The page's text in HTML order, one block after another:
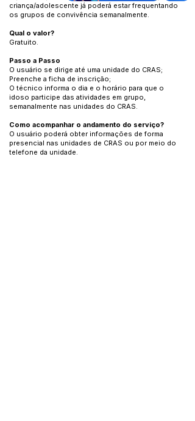
criança/adolescente já poderá estar frequentando
os grupos de convivência semanalmente.
Qual o valor?
Gratuito.
Passo a Passo
O usuário se dirige até uma unidade do CRAS;
Preenche a ficha de inscrição;
O técnico informa o dia e o horário para que o
idoso participe das atividades em grupo,
semanalmente nas unidades do CRAS.
Como acompanhar o andamento do serviço?
O usuário poderá obter informações de forma
presencial nas unidades de CRAS ou por meio do
telefone da unidade.